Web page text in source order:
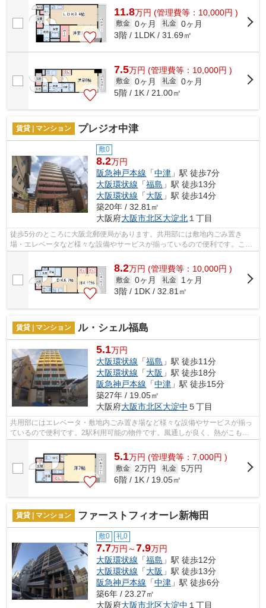
11.8万円 (管理費等：10,000円 )
敷金 0ヶ月 礼金 0ヶ月
3階 / 1LDK / 31.69㎡
7.5万円 (管理費等：10,000円 )
敷金 0ヶ月 礼金 0ヶ月
5階 / 1K / 21.00㎡
賃貸 | マンション プレジオ中津
敷0
8.2万円
阪急神戸本線 「中津 」駅 徒歩7分
大阪環状線 「福島 」駅 徒歩13分
大阪環状線 「大阪 」駅 徒歩14分
築20年 / 32.81㎡
大阪府大阪市北区大淀北 １丁目
徒歩5分のところに大阪北郵便局があります。共用部には敷地内ごみ置き
場・エレベータなど様々な設備やサービスが揃っているので便利です。こち
らはマンションタイプになります。近くに...
8.2万円 (管理費等：10,000円 )
敷金 0ヶ月 礼金
1ヶ月
3階 / 1DK / 32.81㎡
賃貸 | マンション ル・シェル福島
5.1万円
大阪環状線 「福島 」駅 徒歩11分
大阪環状線 「大阪 」駅 徒歩18分
阪急神戸本線 「中津 」駅 徒歩15分
築27年 / 19.05㎡
大阪府大阪市北区大淀中 ５丁目
共用部にはエレベータ・敷地内ごみ置き場など様々な設備やサービスが揃っ
ているので便利です。2駅利用可能の物件です。風通しが良く、熱がこもり
にくいので、室内が暑くなりにくいです...
5.1万円 (管理費等：7,000円 )
敷金 2万円 礼金 5万円
6階 / 1K / 19.05㎡
賃貸 | マンション ファーストフィオーレ新梅田
敷0 礼0
7.7万円～7.9万円
大阪環状線 「福島 」駅 徒歩12分
大阪環状線 「大阪 」駅 徒歩13分
阪急神戸本線 「中津 」駅 徒歩6分
築6年 / 23.27㎡
大阪府大阪市北区大淀中 １丁目